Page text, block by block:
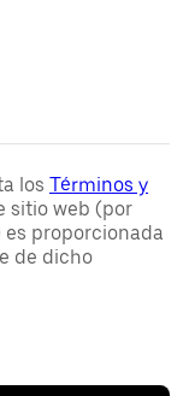
los Términos y
sitio web (por
proporcionada
de dicho